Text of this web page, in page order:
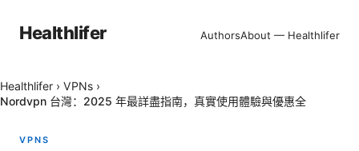
Healthlifer AuthorsAbout — Healthlifer
Healthlifer › VPNs ›
Nordvpn 台灣：2025 年最詳盡指南，真實使用體驗與優惠全
VPNS